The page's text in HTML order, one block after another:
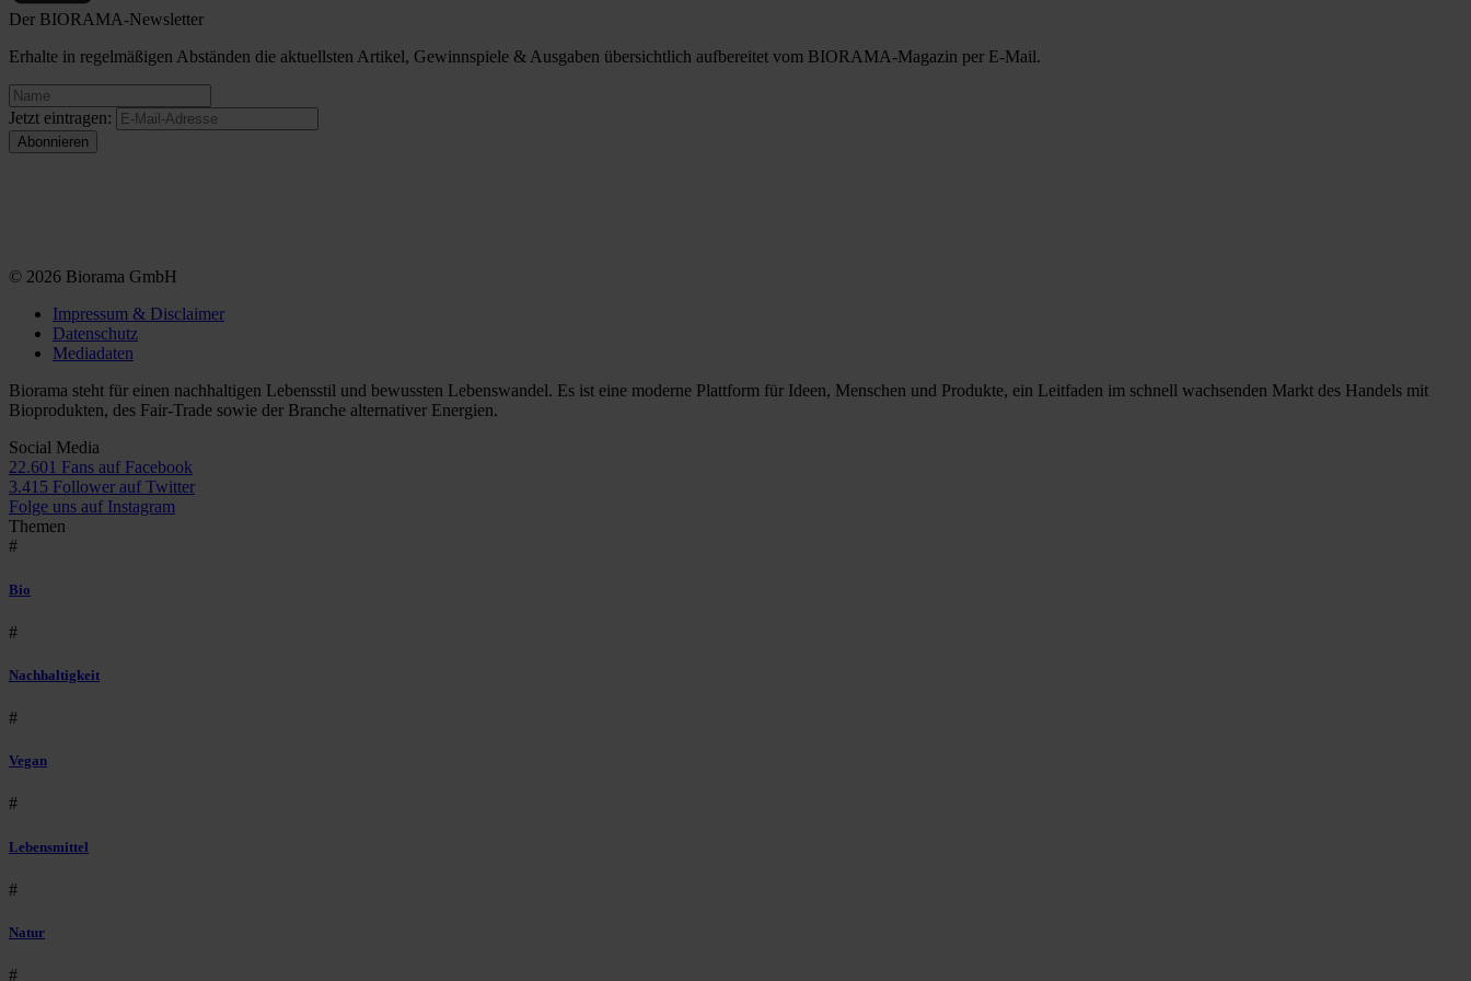
Der BIORAMA-Newsletter
Erhalte in regelmäßigen Abständen die aktuellsten Artikel, Gewinnspiele & Ausgaben übersichtlich aufbereitet vom BIORAMA-Magazin per E-Mail.
Jetzt eintragen:
© 2026 Biorama GmbH
Impressum & Disclaimer
Datenschutz
Mediadaten
Biorama steht für einen nachhaltigen Lebensstil und bewussten Lebenswandel. Es ist eine moderne Plattform für Ideen, Menschen und Produkte, ein Leitfaden im schnell wachsenden Markt des Handels mit
Bioprodukten, des Fair-Trade sowie der Branche alternativer Energien.
Social Media
22.601 Fans auf Facebook
3.415 Follower auf Twitter
Folge uns auf Instagram
Themen
#
Bio
#
Nachhaltigkeit
#
Vegan
#
Lebensmittel
#
Natur
#